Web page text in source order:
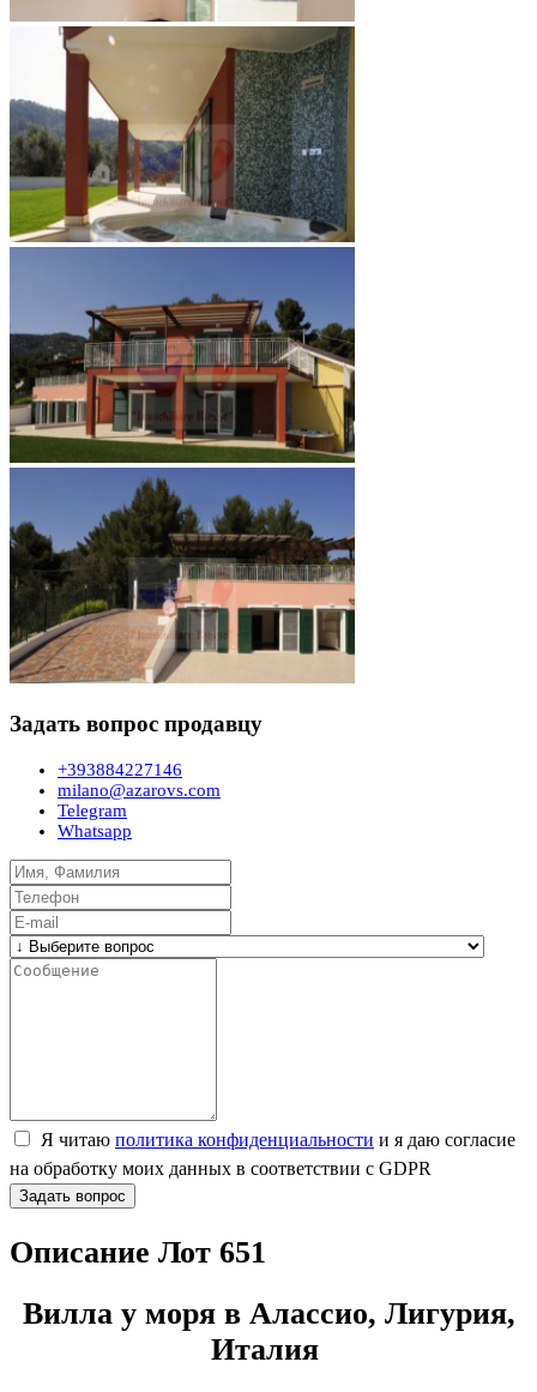
Задать вопрос продавцу
+393884227146
milano@azarovs.com
Telegram
Whatsapp
Я читаю политика конфиденциальности и я даю согласие
на обработку моих данных в соответствии с GDPR
Задать вопрос
Описание Лот 651
Вилла у моря в Алассио, Лигурия,
Италия